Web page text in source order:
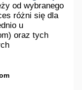
od wybranego
różni się dla
u
oraz tych